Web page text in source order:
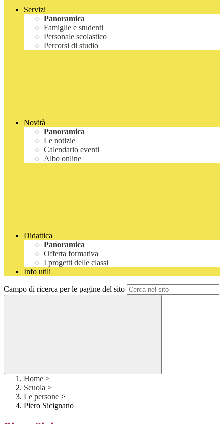
Servizi
Panoramica
Famiglie e studenti
Personale scolastico
Percorsi di studio
Novità
Panoramica
Le notizie
Calendario eventi
Albo online
Didattica
Panoramica
Offerta formativa
I progetti delle classi
Info utili
Campo di ricerca per le pagine del sito
Home >
Scuola >
Le persone >
Piero Sicignano